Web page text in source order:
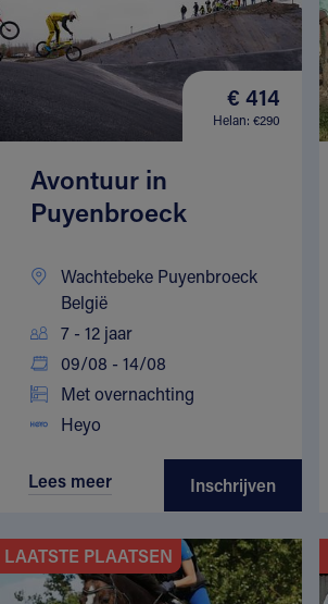
€ 414
Helan: €290
Avontuur in
Puyenbroeck
Wachtebeke Puyenbroeck
België
7 - 12 jaar
09/08 - 14/08
Met overnachting
Heyo
Lees meer Inschrijven
LAATSTE PLAATSEN